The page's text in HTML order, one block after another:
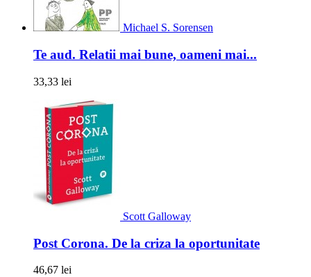
Michael S. Sorensen
Te aud. Relatii mai bune, oameni mai...
33,33 lei
Scott Galloway
Post Corona. De la criza la oportunitate
46,67 lei